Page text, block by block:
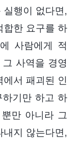
실행이 없다면,
합한 요구를 하
사람에게 적
사역을 경영
서 패괴된 인
기만 하고 하
만 아니라 그
내지 않는다면,